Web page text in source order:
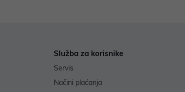
Služba za korisnike
Servis
Načini plaćanja